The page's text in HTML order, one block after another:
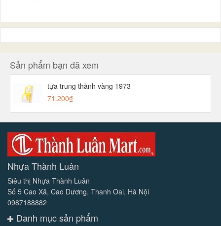
Sản phẩm bạn đã xem
tựa trung thành vàng 1973
71.200₫
Nhựa Thành Luân
Siêu thị Nhựa Thành Luân
Số 5 Cao Xã, Cao Dương, Thanh Oai, Hà Nội
0987188882
Danh mục sản phẩm